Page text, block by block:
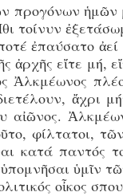
προγόνων ἡμῶν
τοίνυν
ἐπαύσατο
εἴτε μή,
Ἀλκμέωνος
ἄχρι
αἰῶνος.
φίλτατοι,
κατά παντός
ὑμῖν
οἶκος